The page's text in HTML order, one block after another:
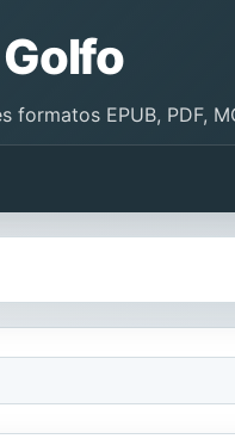
EPUB, PDF,